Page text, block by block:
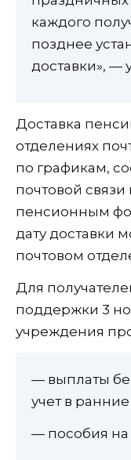
каждого
позднее
доставки», —
Доставка
отделениях
по графикам,
почтовой
пенсионным
дату доставки
почтовом
Для
поддержки 3
учреждения
— выплаты
учет в
— пособия на